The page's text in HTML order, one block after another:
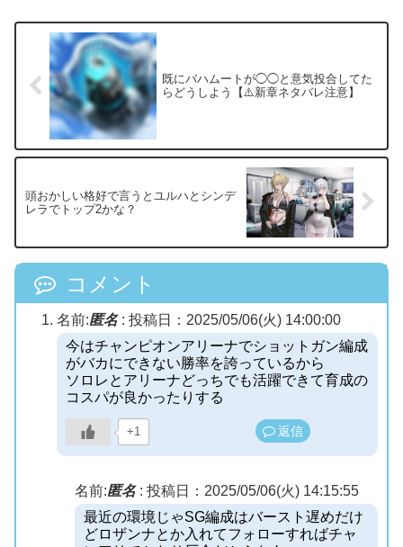
既にバハムートが◯◯と意気投合してた
らどうしよう【⚠️新章ネタバレ注意】
頭おかしい格好で言うとユルハとシンデ
レラでトップ2かな？
コメント
名前:匿名: 投稿日：2025/05/06(火) 14:00:00
今はチャンピオンアリーナでショットガン編成
がバカにできない勝率を誇っているから
ソロレとアリーナどっちでも活躍できて育成の
コスパが良かったりする
+1 返信
名前:匿名: 投稿日：2025/05/06(火) 14:15:55
最近の環境じゃSG編成はバースト遅めだけ
どロザンナとか入れてフォローすればチャ